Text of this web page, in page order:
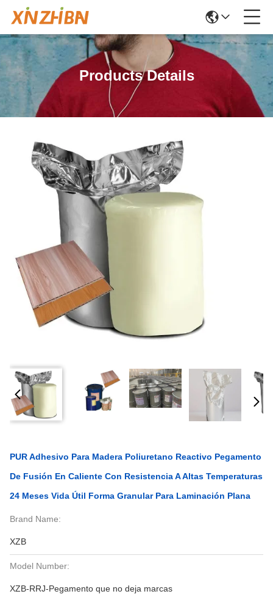
Products Details
PUR Adhesivo Para Madera Poliuretano Reactivo Pegamento
De Fusión En Caliente Con Resistencia A Altas Temperaturas
24 Meses Vida Útil Forma Granular Para Laminación Plana
Brand Name:
XZB
Model Number:
XZB-RRJ-Pegamento que no deja marcas